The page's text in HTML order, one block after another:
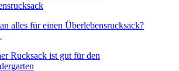
alles für einen Überlebensrucksack?